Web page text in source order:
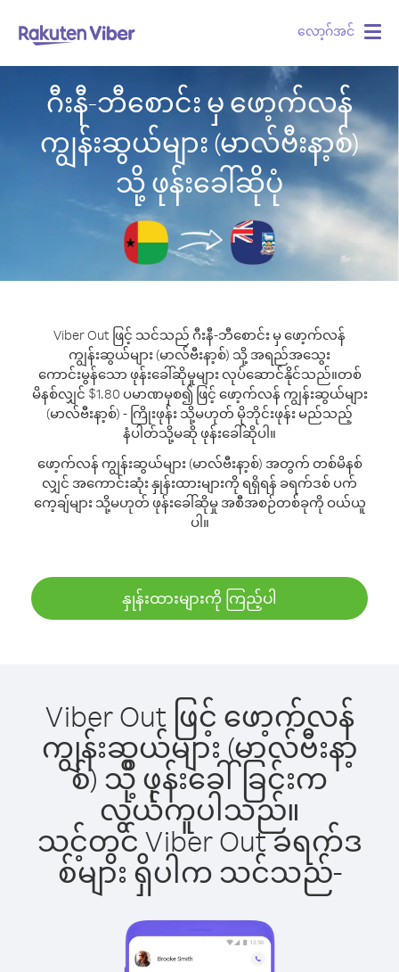
လော့ဂ်အင်
ဂီးနီ-ဘီစောင်း မှ ဖော့က်လန်
ကျွန်းဆွယ်များ (မာလ်ဗီးနာ့စ်)
သို့ ဖုန်းခေါ်ဆိုပုံ
Viber Out ဖြင့် သင်သည် ဂီးနီ-ဘီစောင်း မှ ဖော့က်လန်
ကျွန်းဆွယ်များ (မာလ်ဗီးနာ့စ်) သို့ အရည်အသွေး
ကောင်းမွန်သော ဖုန်းခေါ်ဆိုမှုများ လုပ်ဆောင်နိုင်သည်။တစ်
မိနစ်လျှင် $1.80 ပမာဏမှစ၍ ဖြင့် ဖော့က်လန် ကျွန်းဆွယ်များ
(မာလ်ဗီးနာ့စ်) - ကြိုးဖုန်း သို့မဟုတ် မိုဘိုင်းဖုန်း မည်သည့်
နံပါတ်သို့မဆို ဖုန်းခေါ်ဆိုပါ။
ဖော့က်လန် ကျွန်းဆွယ်များ (မာလ်ဗီးနာ့စ်) အတွက် တစ်မိနစ်
လျှင် အကောင်းဆုံး နှုန်းထားများကို ရရှိရန် ခရက်ဒစ် ပက်
ကေ့ချ်များ သို့မဟုတ် ဖုန်းခေါ်ဆိုမှု အစီအစဉ်တစ်ခုကို ဝယ်ယူ
ပါ။
နှုန်းထားများကို ကြည့်ပါ
Viber Out ဖြင့် ဖော့က်လန်
ကျွန်းဆွယ်များ (မာလ်ဗီးနာ့
စ်) သို့ ဖုန်းခေါ်ခြင်းက
လွယ်ကူပါသည်။
သင့်တွင် Viber Out ခရက်ဒ
စ်များ ရှိပါက သင်သည်-